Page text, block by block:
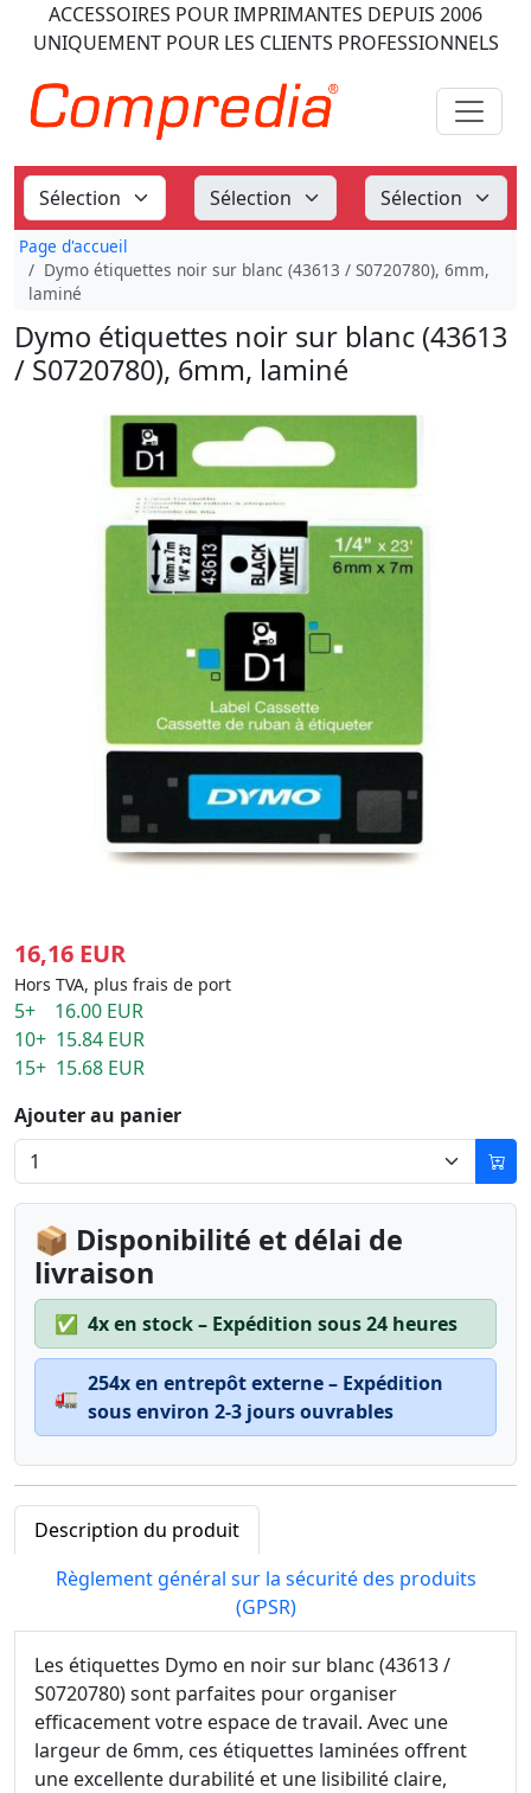
ACCESSOIRES POUR IMPRIMANTES DEPUIS 2006
UNIQUEMENT POUR LES CLIENTS PROFESSIONNELS
Page d'accueil
Dymo étiquettes noir sur blanc (43613 / S0720780), 6mm,
laminé
Dymo étiquettes noir sur blanc (43613
/ S0720780), 6mm, laminé
16,16 EUR
Hors TVA, plus frais de port
5+ 16.00 EUR
10+ 15.84 EUR
15+ 15.68 EUR
Ajouter au panier
📦 Disponibilité et délai de
livraison
✅ 4x en stock – Expédition sous 24 heures
🚛
254x en entrepôt externe – Expédition
sous environ 2-3 jours ouvrables
Description du produit
Règlement général sur la sécurité des produits
(GPSR)
Les étiquettes Dymo en noir sur blanc (43613 /
S0720780) sont parfaites pour organiser
efficacement votre espace de travail. Avec une
largeur de 6mm, ces étiquettes laminées offrent
une excellente durabilité et une lisibilité claire,